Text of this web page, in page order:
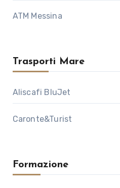
ATM Messina
Trasporti Mare
Aliscafi BluJet
Caronte&Turist
Formazione